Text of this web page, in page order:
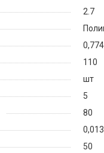
2.7
0,774
110
шт
5
80
0,013
50